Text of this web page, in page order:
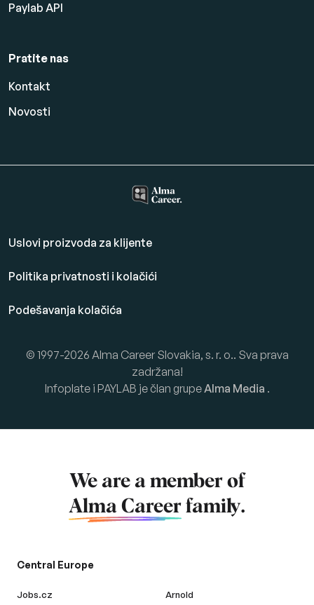
Paylab API
Pratite nas
Kontakt
Novosti
Uslovi proizvoda za klijente
Politika privatnosti i kolačići
Podešavanja kolačića
© 1997-2026 Alma Career Slovakia, s. r. o.. Sva prava
zadržana!
Infoplate i PAYLAB je član grupeAlma Media .
We are a member of
Alma Career family.
Central Europe
Jobs.cz
Arnold